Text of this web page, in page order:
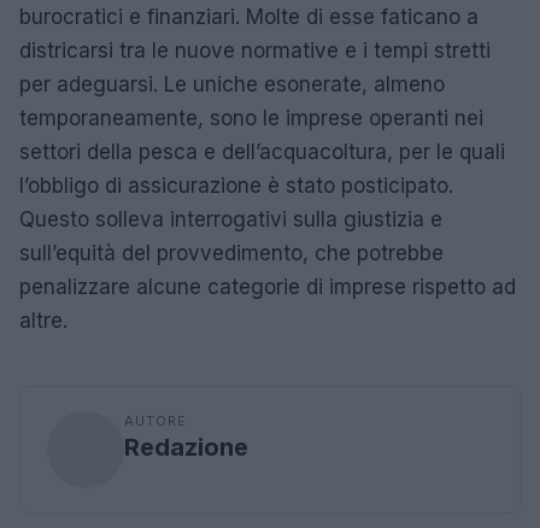
burocratici e finanziari. Molte di esse faticano a
districarsi tra le nuove normative e i tempi stretti
per adeguarsi. Le uniche esonerate, almeno
temporaneamente, sono le imprese operanti nei
settori della pesca e dell’acquacoltura, per le quali
l’obbligo di assicurazione è stato posticipato.
Questo solleva interrogativi sulla giustizia e
sull’equità del provvedimento, che potrebbe
penalizzare alcune categorie di imprese rispetto ad
altre.
AUTORE
Redazione